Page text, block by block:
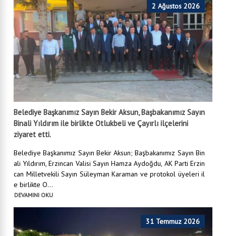
2 Ağustos 2026
Belediye Başkanımız Sayın Bekir Aksun, Başbakanımız Sayın
Binali Yıldırım ile birlikte Otlukbeli ve Çayırlı ilçelerini
ziyaret etti.
Belediye Başkanımız Sayın Bekir Aksun; Başbakanımız Sayın Bin
ali Yıldırım, Erzincan Valisi Sayın Hamza Aydoğdu, AK Parti Erzin
can Milletvekili Sayın Süleyman Karaman ve protokol üyeleri il
e birlikte O...
DEVAMINI OKU
31 Temmuz 2026